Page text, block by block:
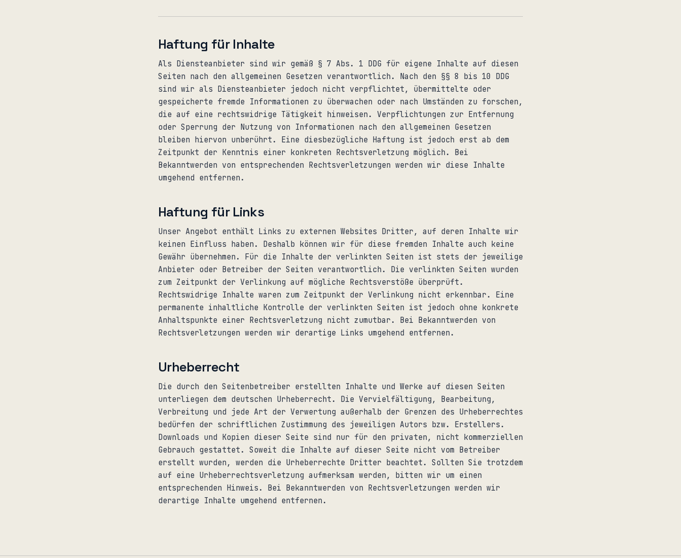
Haftung für Inhalte
Als Diensteanbieter sind wir gemäß § 7 Abs. 1 DDG für eigene Inhalte auf diesen
Seiten nach den allgemeinen Gesetzen verantwortlich. Nach den §§ 8 bis 10 DDG
sind wir als Diensteanbieter jedoch nicht verpflichtet, übermittelte oder
gespeicherte fremde Informationen zu überwachen oder nach Umständen zu forschen,
die auf eine rechtswidrige Tätigkeit hinweisen. Verpflichtungen zur Entfernung
oder Sperrung der Nutzung von Informationen nach den allgemeinen Gesetzen
bleiben hiervon unberührt. Eine diesbezügliche Haftung ist jedoch erst ab dem
Zeitpunkt der Kenntnis einer konkreten Rechtsverletzung möglich. Bei
Bekanntwerden von entsprechenden Rechtsverletzungen werden wir diese Inhalte
umgehend entfernen.
Haftung für Links
Unser Angebot enthält Links zu externen Websites Dritter, auf deren Inhalte wir
keinen Einfluss haben. Deshalb können wir für diese fremden Inhalte auch keine
Gewähr übernehmen. Für die Inhalte der verlinkten Seiten ist stets der jeweilige
Anbieter oder Betreiber der Seiten verantwortlich. Die verlinkten Seiten wurden
zum Zeitpunkt der Verlinkung auf mögliche Rechtsverstöße überprüft.
Rechtswidrige Inhalte waren zum Zeitpunkt der Verlinkung nicht erkennbar. Eine
permanente inhaltliche Kontrolle der verlinkten Seiten ist jedoch ohne konkrete
Anhaltspunkte einer Rechtsverletzung nicht zumutbar. Bei Bekanntwerden von
Rechtsverletzungen werden wir derartige Links umgehend entfernen.
Urheberrecht
Die durch den Seitenbetreiber erstellten Inhalte und Werke auf diesen Seiten
unterliegen dem deutschen Urheberrecht. Die Vervielfältigung, Bearbeitung,
Verbreitung und jede Art der Verwertung außerhalb der Grenzen des Urheberrechtes
bedürfen der schriftlichen Zustimmung des jeweiligen Autors bzw. Erstellers.
Downloads und Kopien dieser Seite sind nur für den privaten, nicht kommerziellen
Gebrauch gestattet. Soweit die Inhalte auf dieser Seite nicht vom Betreiber
erstellt wurden, werden die Urheberrechte Dritter beachtet. Sollten Sie trotzdem
auf eine Urheberrechtsverletzung aufmerksam werden, bitten wir um einen
entsprechenden Hinweis. Bei Bekanntwerden von Rechtsverletzungen werden wir
derartige Inhalte umgehend entfernen.